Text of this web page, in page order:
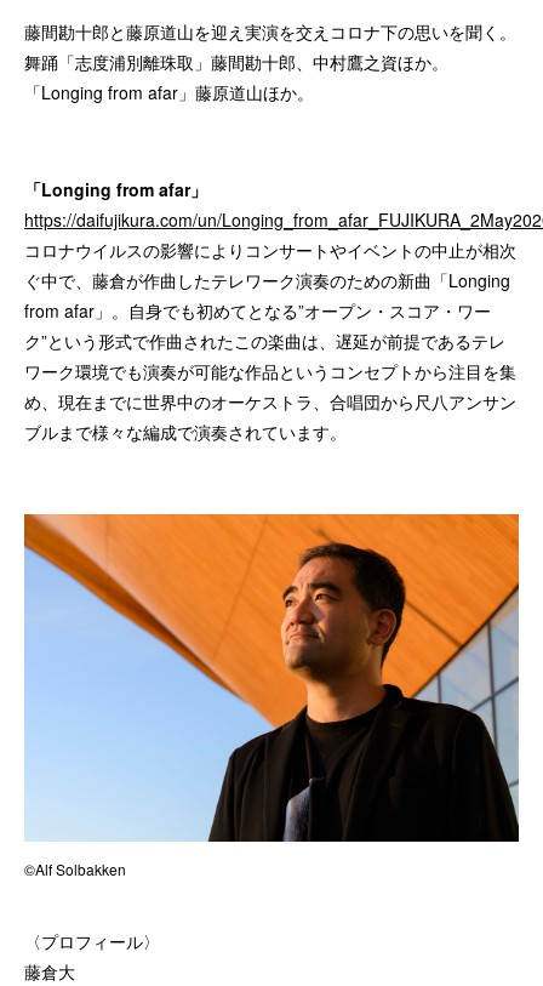
藤間勘十郎と藤原道山を迎え実演を交えコロナ下の思いを聞く。
舞踊「志度浦別離珠取」藤間勘十郎、中村鷹之資ほか。
「Longing from afar」藤原道山ほか。
「Longing from afar」
https://daifujikura.com/un/
コロナウイルスの影響によりコンサートやイベントの中止が相次
ぐ中で、藤倉が作曲したテレワーク演奏のための新曲「Longing
from afar」。自身でも初めてとなる”オープン・スコア・ワー
ク”という形式で作曲されたこの楽曲は、遅延が前提であるテレ
ワーク環境でも演奏が可能な作品というコンセプトから注目を集
め、現在までに世界中のオーケストラ、合唱団から尺八アンサン
ブルまで様々な編成で演奏されています。
©Alf Solbakken
〈プロフィール〉
藤倉大